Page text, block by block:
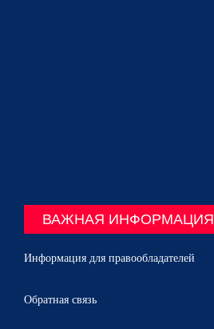
ВАЖНАЯ ИНФОРМАЦИЯ
Информация для правообладателей
Обратная связь